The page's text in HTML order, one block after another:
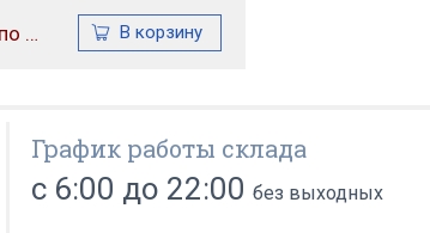
уточняйте цену по телефону
График работы склада
с 6:00 до 22:00 без выходных